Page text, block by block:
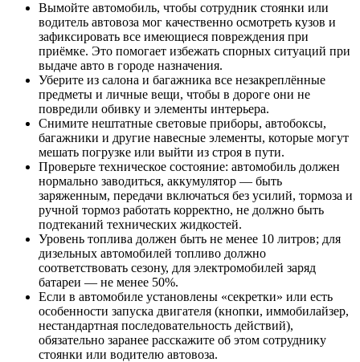
Вымойте автомобиль, чтобы сотрудник стоянки или
водитель автовоза мог качественно осмотреть кузов и
зафиксировать все имеющиеся повреждения при
приёмке. Это помогает избежать спорных ситуаций при
выдаче авто в городе назначения.
Уберите из салона и багажника все незакреплённые
предметы и личные вещи, чтобы в дороге они не
повредили обивку и элементы интерьера.
Снимите нештатные световые приборы, автобоксы,
багажники и другие навесные элементы, которые могут
мешать погрузке или выйти из строя в пути.
Проверьте техническое состояние: автомобиль должен
нормально заводиться, аккумулятор — быть
заряженным, передачи включаться без усилий, тормоза и
ручной тормоз работать корректно, не должно быть
подтеканий технических жидкостей.
Уровень топлива должен быть не менее 10 литров; для
дизельных автомобилей топливо должно
соответствовать сезону, для электромобилей заряд
батареи — не менее 50%.
Если в автомобиле установлены «секретки» или есть
особенности запуска двигателя (кнопки, иммобилайзер,
нестандартная последовательность действий),
обязательно заранее расскажите об этом сотруднику
стоянки или водителю автовоза.